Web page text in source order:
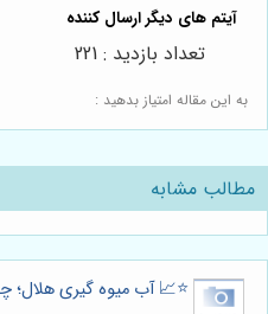
به این مقاله امتیاز بدهید :
تعداد بازدید : 221
مطالب مشابه
⭐️📈 آب میوه گیری هلال؛